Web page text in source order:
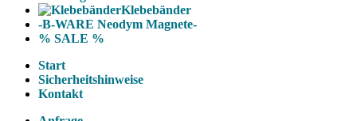
Klebebänder
-B-WARE Neodym Magnete-
% SALE %
Start
Sicherheitshinweise
Kontakt